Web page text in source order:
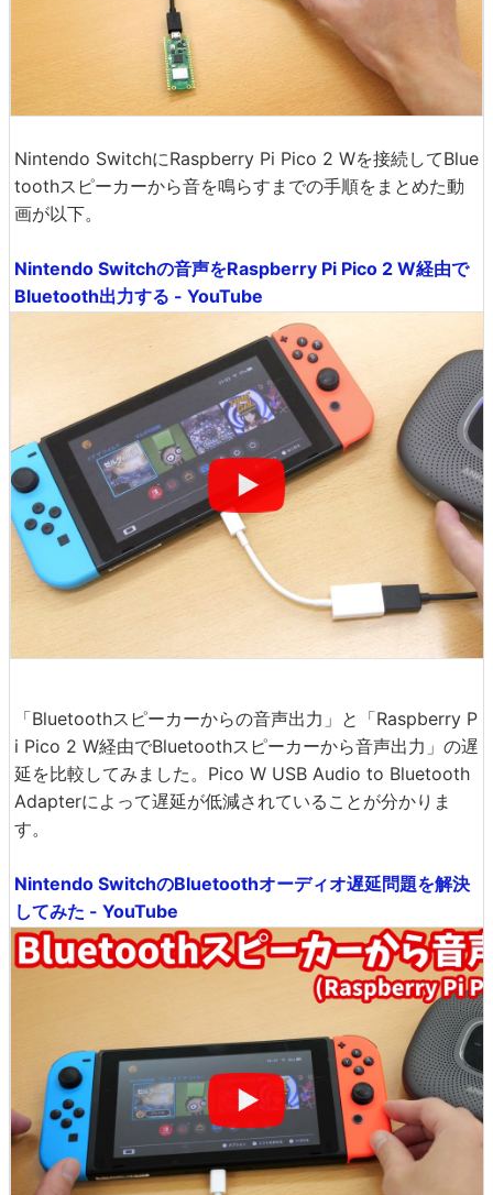
Nintendo SwitchにRaspberry Pi Pico 2 Wを接続してBlue
toothスピーカーから音を鳴らすまでの手順をまとめた動
画が以下。
Nintendo Switchの音声をRaspberry Pi Pico 2 W経由で
Bluetooth出力する - YouTube
「Bluetoothスピーカーからの音声出力」と「Raspberry P
i Pico 2 W経由でBluetoothスピーカーから音声出力」の遅
延を比較してみました。Pico W USB Audio to Bluetooth
Adapterによって遅延が低減されていることが分かりま
す。
Nintendo SwitchのBluetoothオーディオ遅延問題を解決
してみた - YouTube